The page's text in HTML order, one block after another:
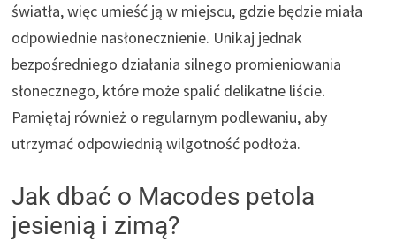
światła, więc umieść ją w miejscu, gdzie będzie miała
odpowiednie nasłonecznienie. Unikaj jednak
bezpośredniego działania silnego promieniowania
słonecznego, które może spalić delikatne liście.
Pamiętaj również o regularnym podlewaniu, aby
utrzymać odpowiednią wilgotność podłoża.
Jak dbać o Macodes petola
jesienią i zimą?